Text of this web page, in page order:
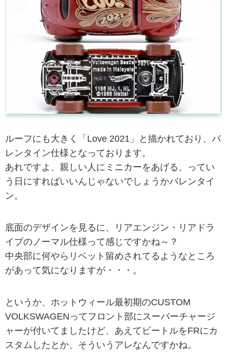
ルーフにも大きく「Love 2021」と描かれており、バ
レンタイン仕様となっております。
あれですよ、親しい人にミニカーをあげる、ってい
う日にすればいいんじゃないでしょうかバレンタイ
ン。
底面のデザインを見るに、リアエンジン・リアドラ
イブのノーマル仕様って感じですかね～？
中央部に何やらリベット留めされてるようなところ
があって気になりますが・・・。
というか、ホットウィール最初期のCUSTOM
VOLKSWAGENってフロント部にスーパーチャージ
ャーが付いてましたけど、あえてビートルをFRにカ
スタムしたとか、そういうアレなんですかね。